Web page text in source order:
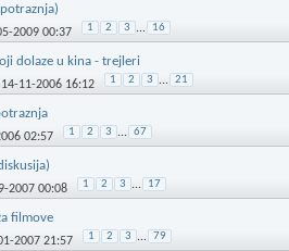
2009 00:37 1 2 3 ... 16
dolaze u kina - trejleri
14-11-2006 16:12 1 2 3 ... 21
02:57 1 2 3 ... 67
2007 00:08 1 2 3 ... 17
filmove
2007 21:57 1 2 3 ... 79